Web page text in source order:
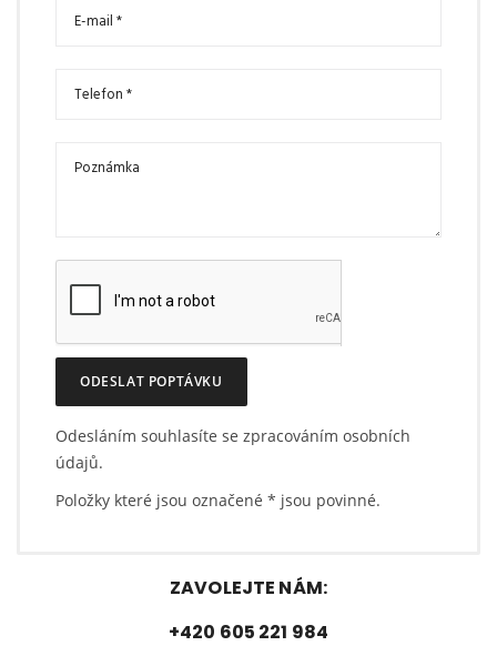
ODESLAT POPTÁVKU
Odesláním souhlasíte se zpracováním osobních
údajů.
Položky které jsou označené * jsou povinné.
ZAVOLEJTE NÁM:
+420 605 221 984